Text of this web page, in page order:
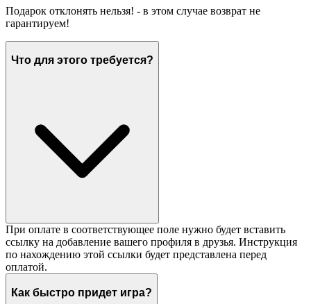
Подарок отклонять нельзя! - в этом случае возврат не
гарантируем!
Что для этого требуется?
При оплате в соответствующее поле нужно будет вставить
ссылку на добавление вашего профиля в друзья. Инструкция
по нахождению этой ссылки будет представлена перед
оплатой.
Как быстро придет игра?